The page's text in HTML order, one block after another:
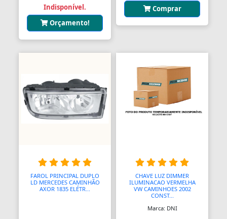
Bancos
Bancos de Jardim
Bandejas
Barra De Torção
Barra Estabilizadora
Barras Antipânico
Barras Axiais
Indisponível.
Orçamento!
Comprar
FAROL PRINCIPAL DUPLO
LD MERCEDES CAMINHÃO
AXOR 1835 ELÉTR...
CHAVE LUZ DIMMER
ILUMINACAO VERMELHA
VW CAMINHOES 2002
CONST...
Marca: DNI